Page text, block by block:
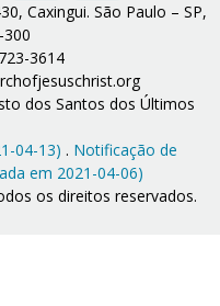
Caxingui. São Paulo – SP,
300
3614
dos Santos dos Últimos
04-13) . Notificação de
em 2021-04-06)
os direitos reservados.